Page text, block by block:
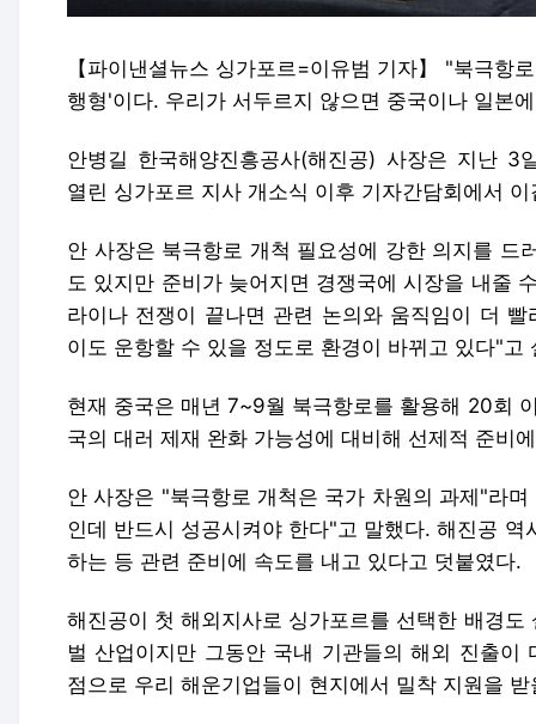
【파이낸셜뉴스 싱가포르=이유범 기자】 "북극항
행형'이다. 우리가 서두르지 않으면 중국이나 일본
안병길 한국해양진흥공사(해진공) 사장은 지난 3
열린 싱가포르 지사 개소식 이후 기자간담회에서
안 사장은 북극항로 개척 필요성에 강한 의지를 드
도 있지만 준비가 늦어지면 경쟁국에 시장을 내줄
라이나 전쟁이 끝나면 관련 논의와 움직임이 더
이도 운항할 수 있을 정도로 환경이 바뀌고 있다"고
현재 중국은 매년 7~9월 북극항로를 활용해 20회
국의 대러 제재 완화 가능성에 대비해 선제적 준비
안 사장은 "북극항로 개척은 국가 차원의 과제"라
인데 반드시 성공시켜야 한다"고 말했다. 해진공
하는 등 관련 준비에 속도를 내고 있다고 덧붙였다.
해진공이 첫 해외지사로 싱가포르를 선택한 배경도
벌 산업이지만 그동안 국내 기관들의 해외 진출이
점으로 우리 해운기업들이 현지에서 밀착 지원을